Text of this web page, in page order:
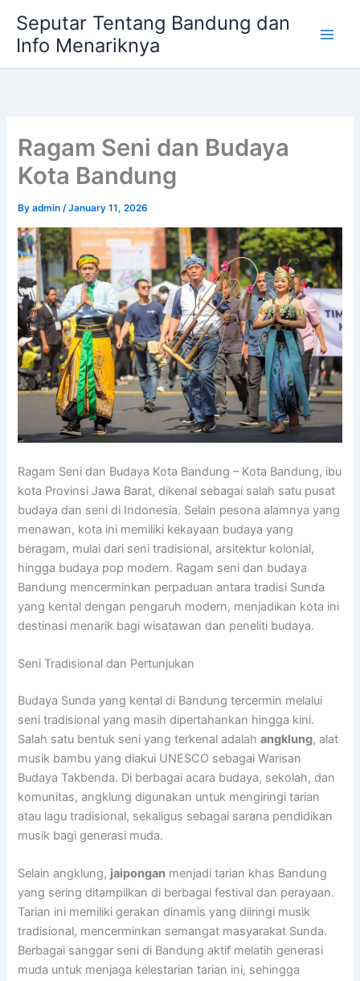
content
Seputar Tentang Bandung dan
Info Menariknya
Ragam Seni dan Budaya
Kota Bandung
Byadmin/January 11, 2026
Ragam Seni dan Budaya Kota Bandung – Kota Bandung, ibu
kota Provinsi Jawa Barat, dikenal sebagai salah satu pusat
budaya dan seni di Indonesia. Selain pesona alamnya yang
menawan, kota ini memiliki kekayaan budaya yang
beragam, mulai dari seni tradisional, arsitektur kolonial,
hingga budaya pop modern. Ragam seni dan budaya
Bandung mencerminkan perpaduan antara tradisi Sunda
yang kental dengan pengaruh modern, menjadikan kota ini
destinasi menarik bagi wisatawan dan peneliti budaya.
Seni Tradisional dan Pertunjukan
Budaya Sunda yang kental di Bandung tercermin melalui
seni tradisional yang masih dipertahankan hingga kini.
Salah satu bentuk seni yang terkenal adalahangklung, alat
musik bambu yang diakui UNESCO sebagai Warisan
Budaya Takbenda. Di berbagai acara budaya, sekolah, dan
komunitas, angklung digunakan untuk mengiringi tarian
atau lagu tradisional, sekaligus sebagai sarana pendidikan
musik bagi generasi muda.
Selain angklung, jaipongan menjadi tarian khas Bandung
yang sering ditampilkan di berbagai festival dan perayaan.
Tarian ini memiliki gerakan dinamis yang diiringi musik
tradisional, mencerminkan semangat masyarakat Sunda.
Berbagai sanggar seni di Bandung aktif melatih generasi
muda untuk menjaga kelestarian tarian ini, sehingga